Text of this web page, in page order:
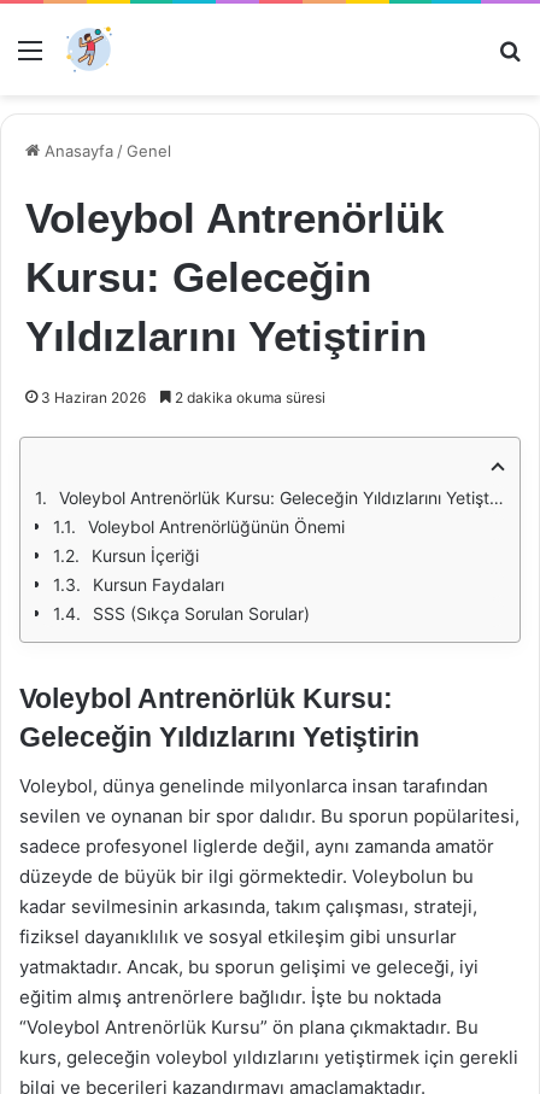
Menü
Anasayfa /Genel
Voleybol Antrenörlük
Kursu: Geleceğin
Yıldızlarını Yetiştirin
3 Haziran 2026 2 dakika okuma süresi
Voleybol Antrenörlük Kursu: Geleceğin Yıldızlarını Yetiştirin
Voleybol Antrenörlüğünün Önemi
Kursun İçeriği
Kursun Faydaları
SSS (Sıkça Sorulan Sorular)
Voleybol Antrenörlük Kursu:
Geleceğin Yıldızlarını Yetiştirin
Voleybol, dünya genelinde milyonlarca insan tarafından
sevilen ve oynanan bir spor dalıdır. Bu sporun popülaritesi,
sadece profesyonel liglerde değil, aynı zamanda amatör
düzeyde de büyük bir ilgi görmektedir. Voleybolun bu
kadar sevilmesinin arkasında, takım çalışması, strateji,
fiziksel dayanıklılık ve sosyal etkileşim gibi unsurlar
yatmaktadır. Ancak, bu sporun gelişimi ve geleceği, iyi
eğitim almış antrenörlere bağlıdır. İşte bu noktada
“Voleybol Antrenörlük Kursu” ön plana çıkmaktadır. Bu
kurs, geleceğin voleybol yıldızlarını yetiştirmek için gerekli
bilgi ve becerileri kazandırmayı amaçlamaktadır.